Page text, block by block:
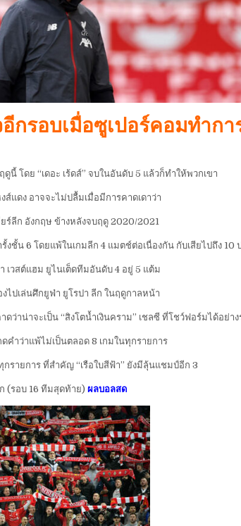
กรอบเมื่อซูเปอร์คอมทำก
โดย “เดอะ เร้ดส์” จบในอันดับ 5 แล้วก็ทำให้พวกเขา
แดง อาจจะไม่ปลื้มเมื่อมีการคาดเดาว่า
ร์ลีก อังกฤษ ข้างหลังจบฤดู 2020/2021
ชั้น 6 โดยแพ้ในเกมลีก 4 แมตช์ต่อเนื่องกัน กับเสียไปถึง 10
เวสต์แฮม ยูไนเต็ดทีมอันดับ 4 อยู่ 5 แต้ม
ปเล่นศึกยูฟ่า ยูโรปา ลีก ในฤดูกาลหน้า
าน่าจะเป็น “สิงโตน้ำเงินคราม” เชลซี ที่โชว์ฟอร์มได้อย่าง
ำว่าแพ้ไม่เป็นตลอด 8 เกมในทุกรายการ
รายการ ที่สำคัญ “เรือใบสีฟ้า” ยังมีลุ้นแชมป์อีก 3
(รอบ 16 ทีมสุดท้าย) ผลบอลสด